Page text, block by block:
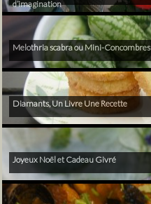
d’imagination
Melothria scabra ou Mini-Concombres
Diamants, Un Livre Une Recette
Joyeux Noël et Cadeau Givré